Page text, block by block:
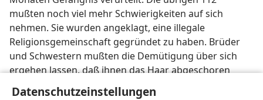
Datenschutzeinstellungen
mußten noch viel mehr Schwierigkeiten auf sich
nehmen. Sie wurden angeklagt, eine illegale
Religionsgemeinschaft gegründet zu haben. Brüder
und Schwestern mußten die Demütigung über sich
ergehen lassen, daß ihnen das Haar abgeschoren
wurde.